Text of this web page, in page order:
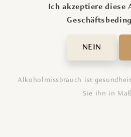
Ich akzeptiere diese
NEIN
Alkoholmissbrauch ist
Sie ihn in